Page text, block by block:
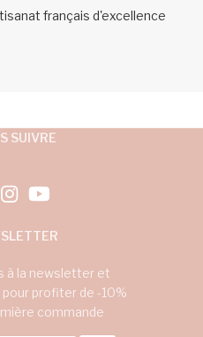
français d'excellence
SUIVRE
à la newsletter et
profiter de -10%
commande